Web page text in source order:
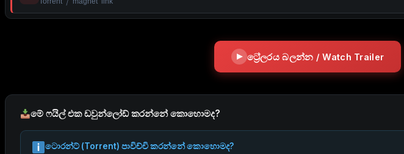
ට්‍රේලරය බලන්න / Watch Trailer
මේ ෆයිල් එක ඩවුන්ලෝඩ් කරන්නේ කොහොමද?
ටොරන්ට් (Torrent) පාවිච්චි කරන්නේ කොහොමද?